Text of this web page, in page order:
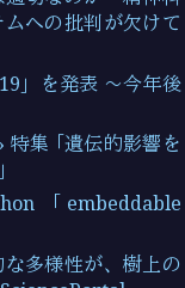
への批判が欠けて
」を発表 ～今年後
特集 ｢遺伝的影響を
「embeddable
多様性が、樹上の